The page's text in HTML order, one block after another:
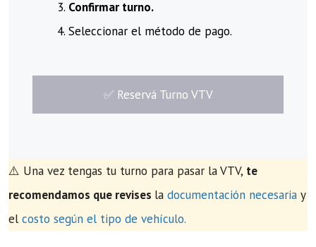
Confirmar turno.
Seleccionar el método de pago.
​✅​ Reservá Turno VTV
⚠️ Una vez tengas tu turno para pasar la VTV, te
recomendamos que revises la documentación necesaria y
el costo según el tipo de vehículo.